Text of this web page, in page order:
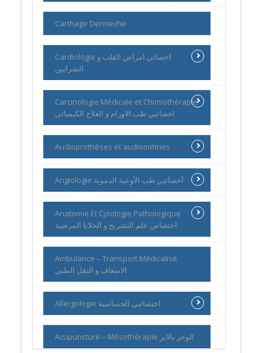
Carthage Dermeche
Cardiologie اخصائي امراض القلب و
الشرايين
Carcinologie Médicale et Chimiothérapie
اخصائيي طب الاورام و العلاج الكيميائي
Audioprothèses et audiométries
Angiologie أخصائيي طب الأوعية الدموية
Anatomie Et Cytologie Pathologique
اختصاص علم التشريح و الخلايا المرضية
Ambulance – Transport Médicalisé
الاسعاف و النقل الطبي
Allergologie اختصائيي الحساسية
Acupuncture – Mésothérapie الوخز بالابر